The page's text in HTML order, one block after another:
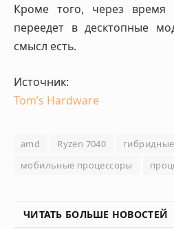
Кроме того, через время
переедет в десктопные
смысл есть.
Источник:
Tom’s Hardware
amd Ryzen 7040
мобильные процессоры
ЧИТАТЬ БОЛЬШЕ НОВОСТЕЙ